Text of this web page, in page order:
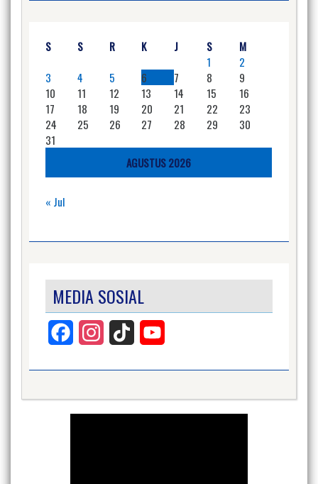
AGUSTUS 2026
S S R K J S
M
1
2
3
4 5 6 7 8
9
10
11 12 13 14 15
16
17
18 19 20 21 22
23
24
25 26 27 28 29
30
31
« Jul
MEDIA SOSIAL
Facebook InstagramTikTok